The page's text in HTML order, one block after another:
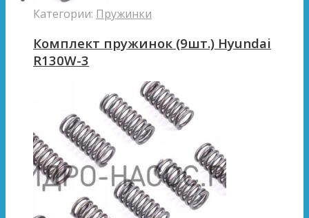
Категории: Пружинки
Комплект пружинок (9шт.) Hyundai
R130W-3